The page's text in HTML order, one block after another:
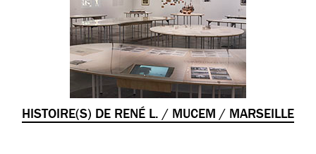
HISTOIRE(S) DE RENÉ L. / MUCEM / MARSEILLE